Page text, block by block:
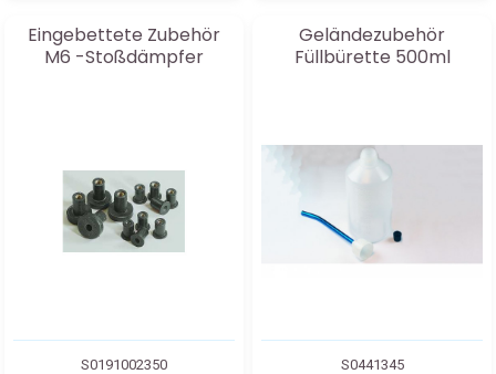
Eingebettete Zubehör
M6 -Stoßdämpfer
S0191002350
Geländezubehör
Füllbürette 500ml
S0441345